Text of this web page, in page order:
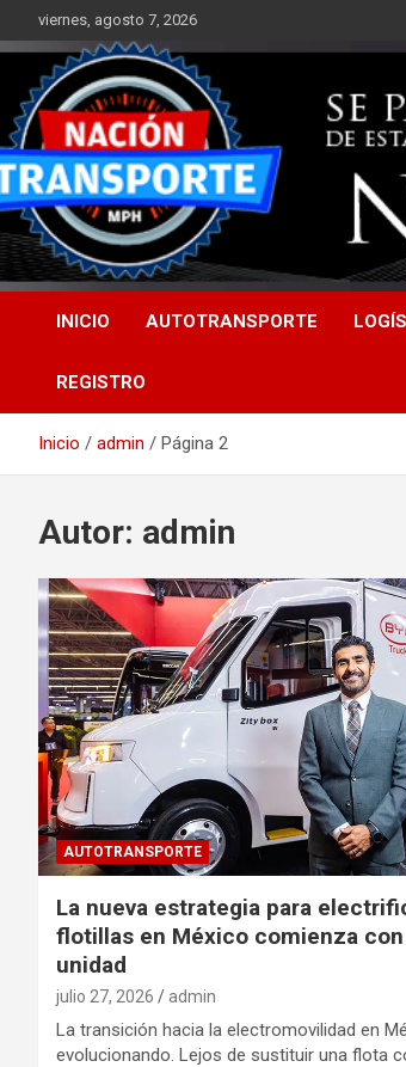
al
contenido
viernes, agosto 7, 2026
INICIO AUTOTRANSPORTE
REGISTRO
Inicio admin Página 2
Autor: admin
AUTOTRANSPORTE
La nueva estrategia para
flotillas en México comienza
unidad
julio 27, 2026 admin
La transición hacia la electromovilidad en
evolucionando. Lejos de sustituir una flota